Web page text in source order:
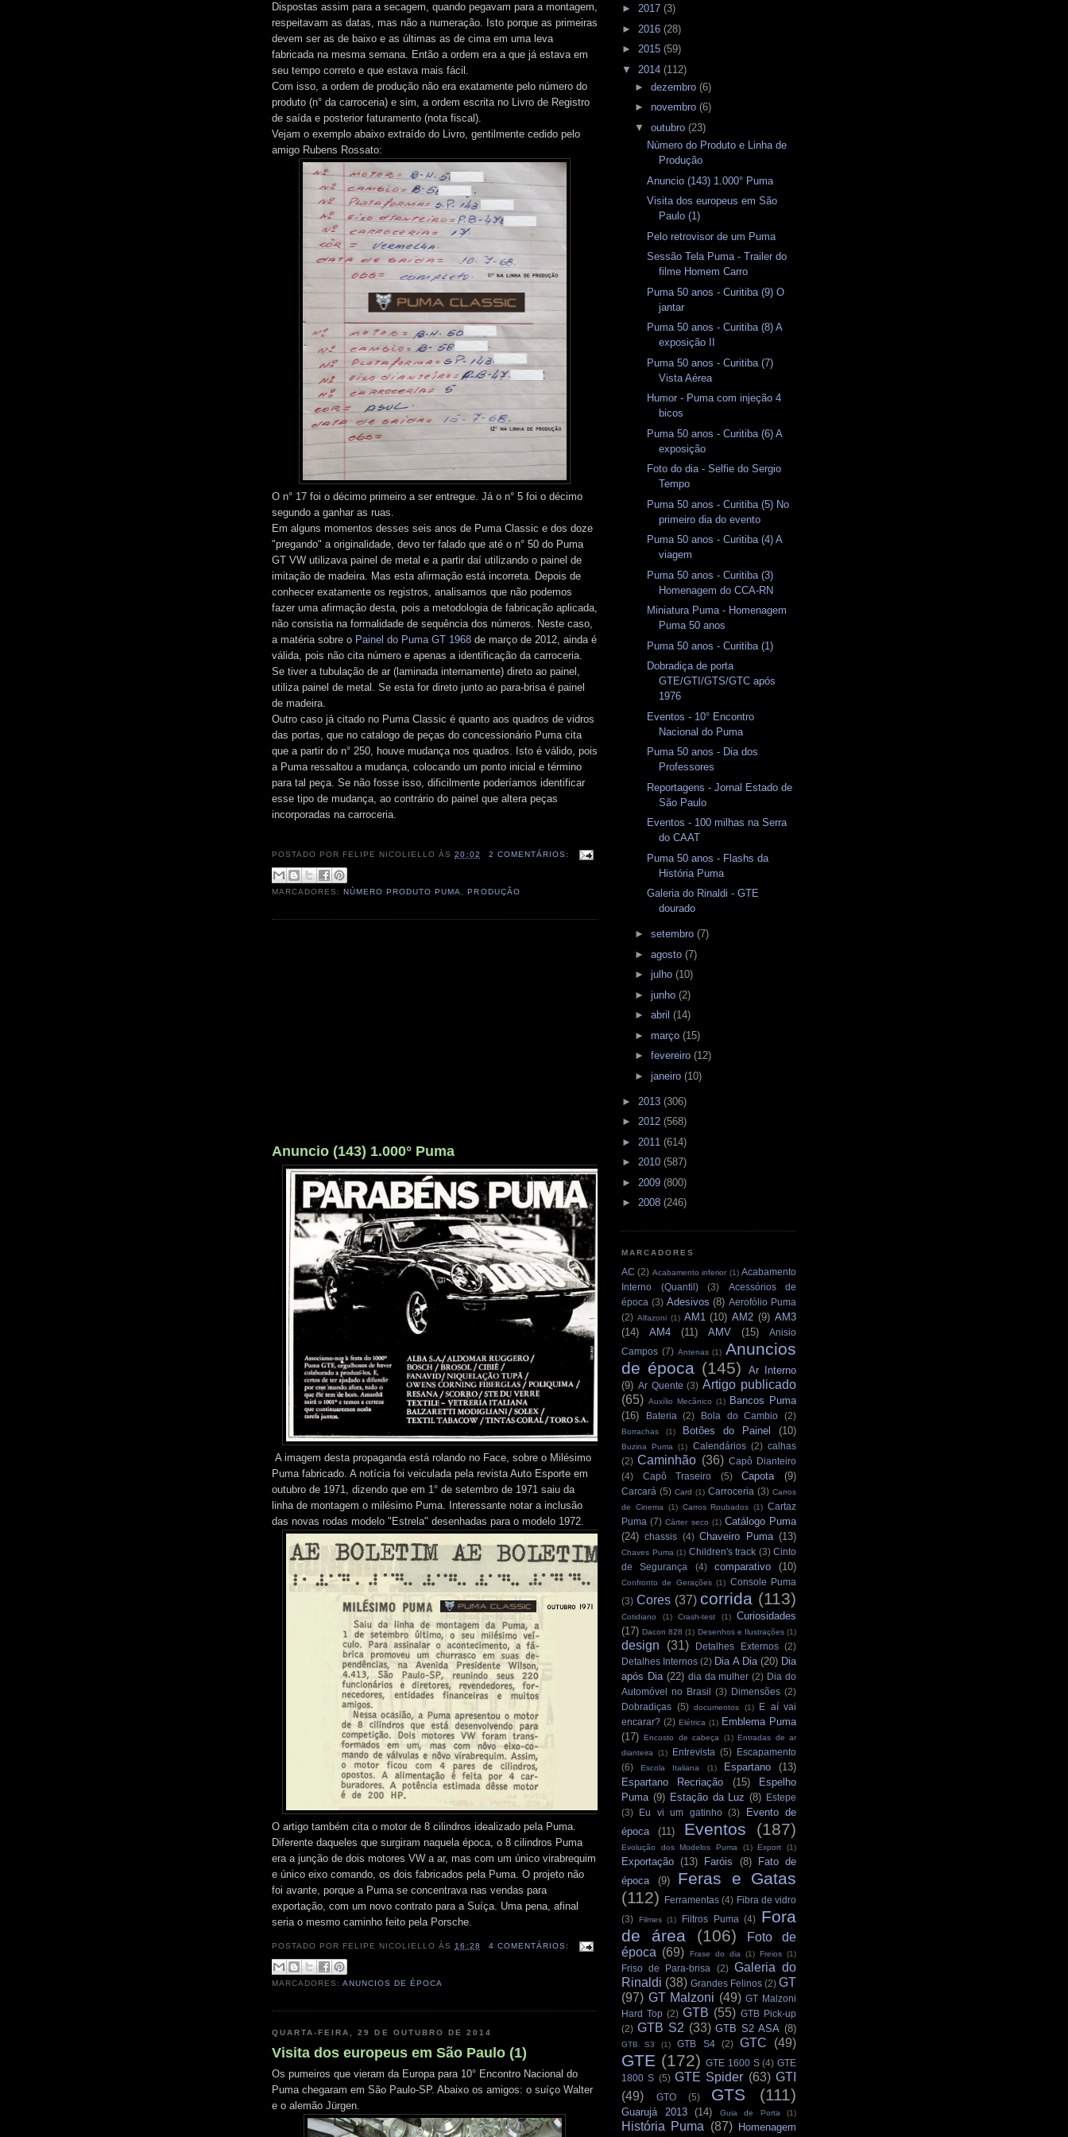
Dispostas assim para a secagem, quando pegavam para a montagem,
respeitavam as datas, mas não a numeração. Isto porque as primeiras
devem ser as de baixo e as últimas as de cima em uma leva
fabricada na mesma semana. Então a ordem era a que já estava em
seu tempo correto e que estava mais fácil.
Com isso, a ordem de produção não era exatamente pelo número do
produto (n° da carroceria) e sim, a ordem escrita no Livro de Registro
de saída e posterior faturamento (nota fiscal).
Vejam o exemplo abaixo extraído do Livro, gentilmente cedido pelo
amigo Rubens Rossato:
O n° 17 foi o décimo primeiro a ser entregue. Já o n° 5 foi o décimo
segundo a ganhar as ruas.
Em alguns momentos desses seis anos de Puma Classic e dos doze
"pregando" a originalidade, devo ter falado que até o n° 50 do Puma
GT VW utilizava painel de metal e a partir daí utilizando o painel de
imitação de madeira. Mas esta afirmação está incorreta. Depois de
conhecer exatamente os registros, analisamos que não podemos
fazer uma afirmação desta, pois a metodologia de fabricação aplicada,
não consistia na formalidade de sequência dos números. Neste caso,
a matéria sobre o Painel do Puma GT 1968 de março de 2012, ainda é
válida, pois não cita número e apenas a identificação da carroceria.
Se tiver a tubulação de ar (laminada internamente) direto ao painel,
utiliza painel de metal. Se esta for direto junto ao para-brisa é painel
de madeira.
Outro caso já citado no Puma Classic é quanto aos quadros de vidros
das portas, que no catalogo de peças do concessionário Puma cita
que a partir do n° 250, houve mudança nos quadros. Isto é válido, pois
a Puma ressaltou a mudança, colocando um ponto inicial e término
para tal peça. Se não fosse isso, dificilmente poderíamos identificar
esse tipo de mudança, ao contrário do painel que altera peças
incorporadas na carroceria.
POSTADO POR FELIPE NICOLIELLO ÀS20:02 2 COMENTÁRIOS:
MARCADORES:NÚMERO PRODUTO PUMA ,PRODUÇÃO
Anuncio (143) 1.000° Puma
A imagem desta propaganda está rolando no Face, sobre o Milésimo
Puma fabricado. A notícia foi veiculada pela revista Auto Esporte em
outubro de 1971, dizendo que em 1° de setembro de 1971 saiu da
linha de montagem o milésimo Puma. Interessante notar a inclusão
das novas rodas modelo "Estrela" desenhadas para o modelo 1972.
O artigo também cita o motor de 8 cilindros idealizado pela Puma.
Diferente daqueles que surgiram naquela época, o 8 cilindros Puma
era a junção de dois motores VW a ar, mas com um único virabrequim
e único eixo comando, os dois fabricados pela Puma. O projeto não
foi avante, porque a Puma se concentrava nas vendas para
exportação, com um novo contrato para a Suíça. Uma pena, afinal
seria o mesmo caminho feito pela Porsche.
POSTADO POR FELIPE NICOLIELLO ÀS 16:28 4 COMENTÁRIOS:
MARCADORES:ANUNCIOS DE ÉPOCA
QUARTA-FEIRA, 29 DE OUTUBRO DE 2014
Visita dos europeus em São Paulo (1)
Os pumeiros que vieram da Europa para 10° Encontro Nacional do
Puma chegaram em São Paulo-SP. Abaixo os amigos: o suíço Walter
e o alemão Jürgen.
► 2017 (3)
► 2016 (28)
► 2015 (59)
▼ 2014 (112)
► dezembro (6)
► novembro (6)
▼ outubro (23)
Número do Produto e Linha de
Produção
Anuncio (143) 1.000° Puma
Visita dos europeus em São
Paulo (1)
Pelo retrovisor de um Puma
Sessão Tela Puma - Trailer do
filme Homem Carro
Puma 50 anos - Curitiba (9) O
jantar
Puma 50 anos - Curitiba (8) A
exposição II
Puma 50 anos - Curitiba (7)
Vista Aérea
Humor - Puma com injeção 4
bicos
Puma 50 anos - Curitiba (6) A
exposição
Foto do dia - Selfie do Sergio
Tempo
Puma 50 anos - Curitiba (5) No
primeiro dia do evento
Puma 50 anos - Curitiba (4) A
viagem
Puma 50 anos - Curitiba (3)
Homenagem do CCA-RN
Miniatura Puma - Homenagem
Puma 50 anos
Puma 50 anos - Curitiba (1)
Dobradiça de porta
GTE/GTI/GTS/GTC após
1976
Eventos - 10° Encontro
Nacional do Puma
Puma 50 anos - Dia dos
Professores
Reportagens - Jornal Estado de
São Paulo
Eventos - 100 milhas na Serra
do CAAT
Puma 50 anos - Flashs da
História Puma
Galeria do Rinaldi - GTE
dourado
► setembro (7)
► agosto (7)
► julho (10)
► junho (2)
► abril (14)
► março (15)
► fevereiro (12)
► janeiro (10)
► 2013 (306)
► 2012 (568)
► 2011 (614)
► 2010 (587)
► 2009 (800)
► 2008 (246)
MARCADORES
AC (2) Acabamento inferior (1) Acabamento
Interno (Quantil)
(3)
Acessórios de
época (3) Adesivos (8) Aerofólio Puma
(2) Alfazoni (1) AM1 (10) AM2 (9) AM3
(14)
AM4 (11) AMV (15)
Anisio
Campos (7) Antenas (1) Anuncios
de época (145)
Ar Interno
(9) Ar Quente (3) Artigo publicado
(65) Auxílio Mecânico (1)
Bancos Puma
(16)
Bateria (2) Bola do Cambio (2)
Borrachas (1) Botões do Painel (10)
Buzina Puma (1) Calendários (2) calhas
(2) Caminhão (36) Capô Dianteiro
(4)
Capô Traseiro (5) Capota (9)
Carcará (5) Card (1) Carroceria (3) Carros
de Cinema (1) Carros Roubados (1) Cartaz
Puma (7) Cárter seco (1) Catálogo Puma
(24) chassis (4) Chaveiro Puma (13)
Chaves Puma (1) Children's track (3) Cinto
de Segurança
(4) comparativo (10)
Confronto de Gerações (1) Console Puma
(3) Cores (37) corrida (113)
Cotidiano (1) Crash-test (1)
Curiosidades
(17) Dacon 828 (1) Desenhos e Ilustrações (1)
design (31) Detalhes Externos (2)
Detalhes Internos (2) Dia A Dia (20) Dia
após Dia (22) dia da mulher (2) Dia do
Automóvel no Brasil
(3) Dimensões (2)
Dobradiças (5) documentos (1)
E aí vai
encarar? (2) Elétrica (1) Emblema Puma
(17) Encosto de cabeça (1) Entradas de ar
dianteira (1) Entrevista (5)
Escapamento
(6)
Escola Italiana (1) Espartano
(13)
Espartano Recriação
(15)
Espelho
Puma (9) Estação da Luz (8)
Estepe
(3)
Eu vi um gatinho (3)
Evento de
época
(11) Eventos (187)
Evolução dos Modelos Puma (1) Export (1)
Exportação (13) Faróis (8)
Fato de
época
(9)
Feras e Gatas
(112)
Ferramentas (4) Fibra de vidro
(3)
Filmes (1) Filtros Puma (4)
Fora
de área
(106)
Foto de
época (69) Frase do dia (1) Freios (1)
Friso de Para-brisa (2) Galeria do
Rinaldi (38) Grandes Felinos (2) GT
(97) GT Malzoni (49) GT Malzoni
Hard Top (2) GTB (55) GTB Pick-up
(2) GTB S2 (33) GTB S2 ASA (8)
GTB S3 (1) GTB S4 (2) GTC (49)
GTE (172) GTE 1600 S (4) GTE
1800 S (5) GTE Spider (63) GTI
(49)
GTO (5) GTS (111)
Guarujá 2013 (14) Guia de Porta (1)
História Puma (87)
Homenagem